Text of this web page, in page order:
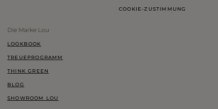
COOKIE-ZUSTIMMUNG
Die Marke Lou
LOOKBOOK
TREUEPROGRAMM
THINK GREEN
BLOG
SHOWROOM LOU